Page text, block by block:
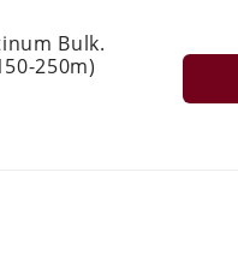
Bulk.
250m)